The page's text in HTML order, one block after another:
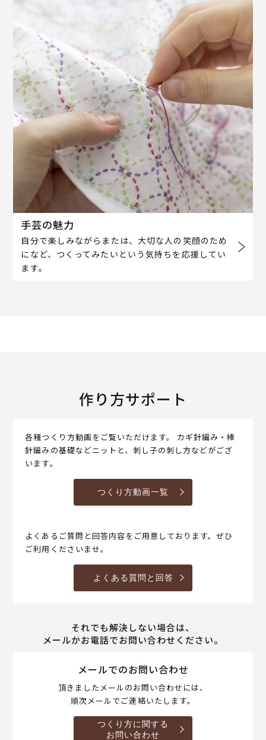
手芸の魅力
自分で楽しみながらまたは、大切な人の笑顔のため
になど、つくってみたいという気持ちを応援してい
ます。
作り方サポート
各種つくり方動画をご覧いただけます。 カギ針編み・棒
針編みの基礎などニットと、刺し子の刺し方などがござ
います。
つくり方動画一覧
よくあるご質問と回答内容をご用意しております。ぜひ
ご利用くださいませ。
よくある質問と回答
それでも解決しない場合は、
メールかお電話でお問い合わせください。
メールでのお問い合わせ
頂きましたメールのお問い合わせには、
順次メールでご連絡いたします。
つくり方に関する
お問い合わせ